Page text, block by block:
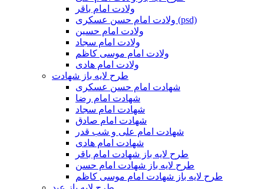
ولادت امام باقر
ولادت امام حسن عسکری (psd)
ولادت امام حسین
ولادت امام سجاد
ولادت امام موسی کاظم
ولادت امام هادی
طرح لایه باز شهادت
شهادت امام حسن عسکری
شهادت امام رضا
شهادت امام سجاد
شهادت امام صادق
شهادت امام علی و شب قدر
شهادت امام هادی
طرح لایه باز شهادت امام باقر
طرح لایه باز شهادت امام حسن
طرح لایه باز شهادت امام موسی کاظم